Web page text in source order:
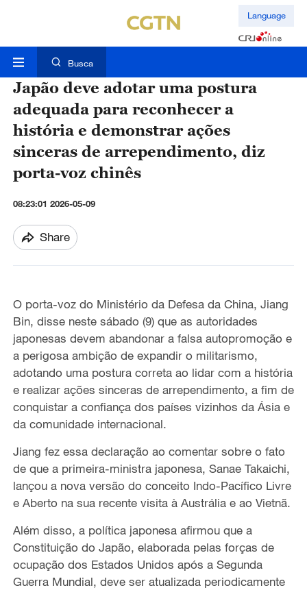
Language
Busca
Japão deve adotar uma postura
adequada para reconhecer a
história e demonstrar ações
sinceras de arrependimento, diz
porta-voz chinês
08:23:01 2026-05-09
Share
O porta-voz do Ministério da Defesa da China, Jiang
Bin, disse neste sábado (9) que as autoridades
japonesas devem abandonar a falsa autopromoção e
a perigosa ambição de expandir o militarismo,
adotando uma postura correta ao lidar com a história
e realizar ações sinceras de arrependimento, a fim de
conquistar a confiança dos países vizinhos da Ásia e
da comunidade internacional.
Jiang fez essa declaração ao comentar sobre o fato
de que a primeira-ministra japonesa, Sanae Takaichi,
lançou a nova versão do conceito Indo-Pacífico Livre
e Aberto na sua recente visita à Austrália e ao Vietnã.
Além disso, a política japonesa afirmou que a
Constituição do Japão, elaborada pelas forças de
ocupação dos Estados Unidos após a Segunda
Guerra Mundial, deve ser atualizada periodicamente